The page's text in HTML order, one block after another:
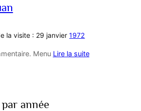
la visite : 29 janvier1972
Menu Lire la suite
année